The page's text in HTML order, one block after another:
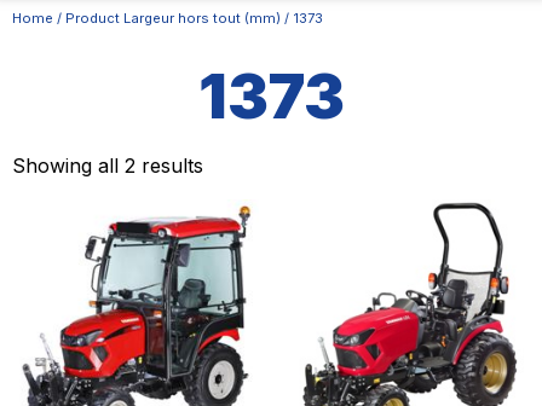
Home / Product Largeur hors tout (mm) / 1373
1373
Showing all 2 results